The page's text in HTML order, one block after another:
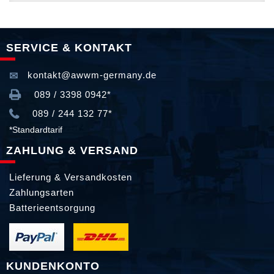
SERVICE & KONTAKT
kontakt@awwm-germany.de
089 / 3398 0942*
089 / 244 132 77*
*Standardtarif
ZAHLUNG & VERSAND
Lieferung & Versandkosten
Zahlungsarten
Batterieentsorgung
KUNDENKONTO